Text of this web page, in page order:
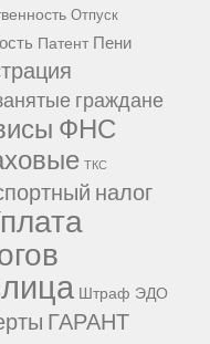
Отпуск
Патент Пени
граждане
ФНС
ТКС
налог
Штраф ЭДО
ГАРАНТ